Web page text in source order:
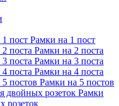
Рамки на 1 пост
Рамки на 2 поста
Рамки на 3 поста
Рамки на 4 поста
Рамки на 5 постов
Рамки
розеток